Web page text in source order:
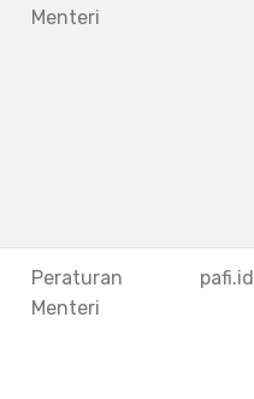
Menteri
Peraturan
Menteri
pafi.id